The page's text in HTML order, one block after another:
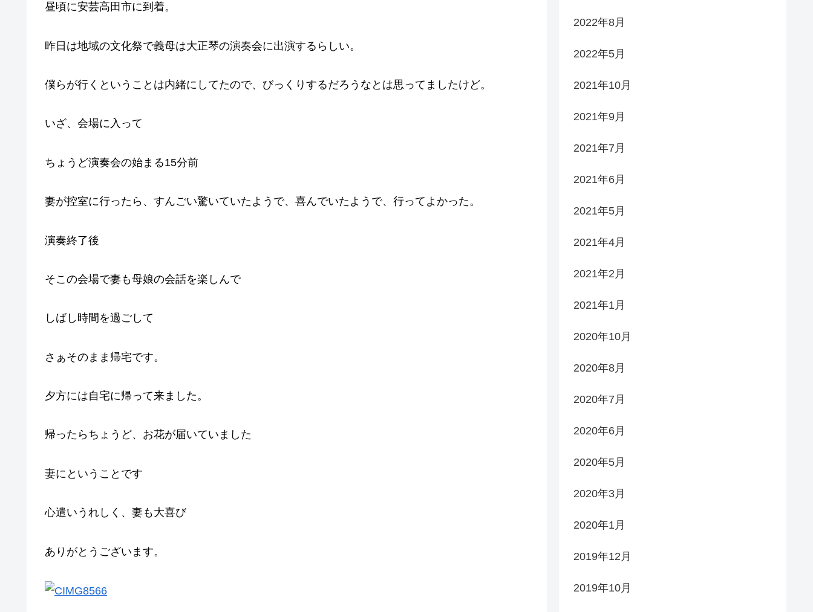
昼頃に安芸高田市に到着。
昨日は地域の文化祭で義母は大正琴の演奏会に出演するらしい。
僕らが行くということは内緒にしてたので、びっくりするだろうなとは思ってましたけど。
いざ、会場に入って
ちょうど演奏会の始まる15分前
妻が控室に行ったら、すんごい驚いていたようで、喜んでいたようで、行ってよかった。
演奏終了後
そこの会場で妻も母娘の会話を楽しんで
しばし時間を過ごして
さぁそのまま帰宅です。
夕方には自宅に帰って来ました。
帰ったらちょうど、お花が届いていました
妻にということです
心遣いうれしく、妻も大喜び
ありがとうございます。
2022年8月
2022年5月
2021年10月
2021年9月
2021年7月
2021年6月
2021年5月
2021年4月
2021年2月
2021年1月
2020年10月
2020年8月
2020年7月
2020年6月
2020年5月
2020年3月
2020年1月
2019年12月
2019年10月